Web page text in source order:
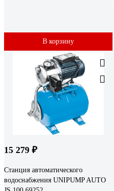
В корзину
15 279 ₽
Станция автоматического
водоснабжения UNIPUMP AUTO